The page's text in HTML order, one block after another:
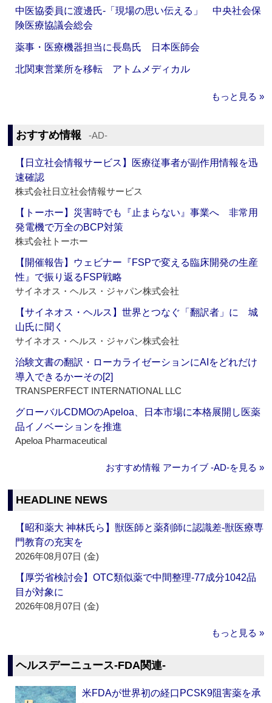
中医協委員に渡邊氏‐「現場の思い伝える」 中央社会保
険医療協議会総会
薬事・医療機器担当に長島氏 日本医師会
北関東営業所を移転 アトムメディカル
もっと見る »
おすすめ情報 ‐AD‐
【日立社会情報サービス】医療従事者が副作用情報を迅
速確認
株式会社日立社会情報サービス
【トーホー】災害時でも『止まらない』事業へ 非常用
発電機で万全のBCP対策
株式会社トーホー
【開催報告】ウェビナー『FSPで変える臨床開発の生産
性』で振り返るFSP戦略
サイネオス・ヘルス・ジャパン株式会社
【サイネオス・ヘルス】世界とつなぐ「翻訳者」に 城
山氏に聞く
サイネオス・ヘルス・ジャパン株式会社
治験文書の翻訳・ローカライゼーションにAIをどれだけ
導入できるかーその[2]
TRANSPERFECT INTERNATIONAL LLC
グローバルCDMOのApeloa、日本市場に本格展開し医薬
品イノベーションを推進
Apeloa Pharmaceutical
おすすめ情報 アーカイブ ‐AD‐を見る »
HEADLINE NEWS
【昭和薬大 神林氏ら】獣医師と薬剤師に認識差‐獣医療専
門教育の充実を
2026年08月07日 (金)
【厚労省検討会】OTC類似薬で中間整理‐77成分1042品
目が対象に
2026年08月07日 (金)
もっと見る »
ヘルスデーニュース‐FDA関連‐
米FDAが世界初の経口PCSK9阻害薬を承